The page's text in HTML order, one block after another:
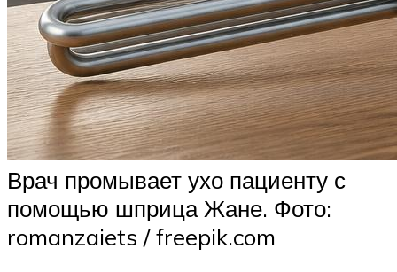
Врач промывает ухо пациенту с
помощью шприца Жане. Фото:
romanzaiets / freepik.com